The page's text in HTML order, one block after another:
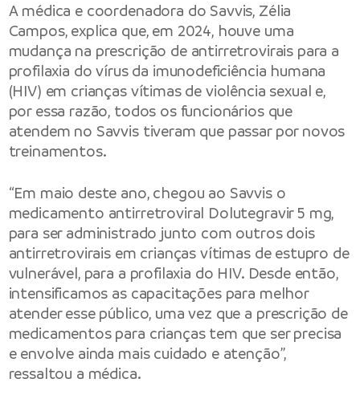
A médica e coordenadora do Savvis, Zélia
Campos, explica que, em 2024, houve uma
mudança na prescrição de antirretrovirais para a
profilaxia do vírus da imunodeficiência humana
(HIV) em crianças vítimas de violência sexual e,
por essa razão, todos os funcionários que
atendem no Savvis tiveram que passar por novos
treinamentos.
“Em maio deste ano, chegou ao Savvis o
medicamento antirretroviral Dolutegravir 5 mg,
para ser administrado junto com outros dois
antirretrovirais em crianças vítimas de estupro de
vulnerável, para a profilaxia do HIV. Desde então,
intensificamos as capacitações para melhor
atender esse público, uma vez que a prescrição de
medicamentos para crianças tem que ser precisa
e envolve ainda mais cuidado e atenção”,
ressaltou a médica.